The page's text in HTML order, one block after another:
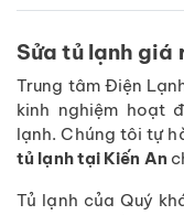
Sửa tủ lạnh giá
Trung tâm Điện
kinh nghiệm hoạt
lạnh. Chúng tôi tự
tủ lạnh tại Kiến An
Tủ lạnh của Quý